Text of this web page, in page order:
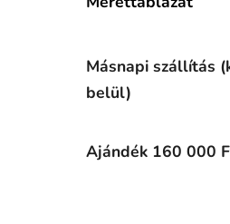
Másnapi szállítás
belül)
Ajándék 160 000